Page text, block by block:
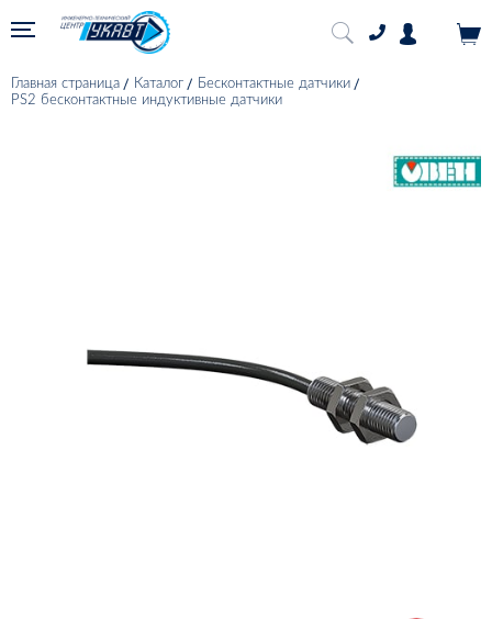
Главная страница Каталог
Бесконтактные датчики
PS2 бесконтактные индуктивные датчики